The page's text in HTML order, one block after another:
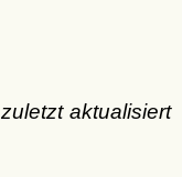
zuletzt aktualisiert